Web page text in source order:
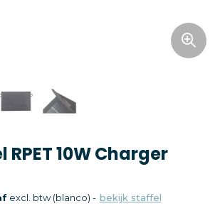
RPET 10W Charger
excl. btw (blanco) - bekijk staffel